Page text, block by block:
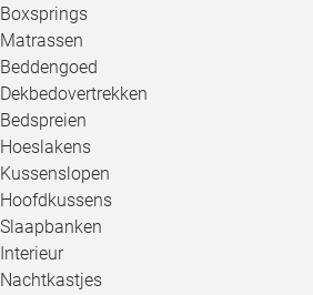
Boxsprings
Matrassen
Beddengoed
Dekbedovertrekken
Bedspreien
Hoeslakens
Kussenslopen
Hoofdkussens
Slaapbanken
Interieur
Nachtkastjes